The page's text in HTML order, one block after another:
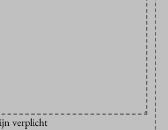
verplicht